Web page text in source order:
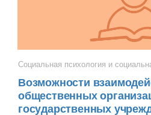
Социальная психология и
Возможности
общественных
государственных